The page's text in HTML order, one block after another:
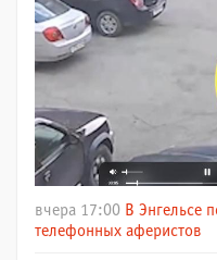
вчера 17:00 В Энгельсе
телефонных аферистов